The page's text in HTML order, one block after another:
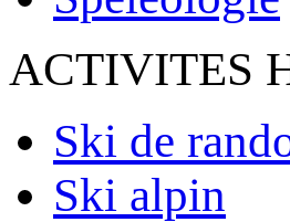
ACTIVITES
Ski de
Ski alpin